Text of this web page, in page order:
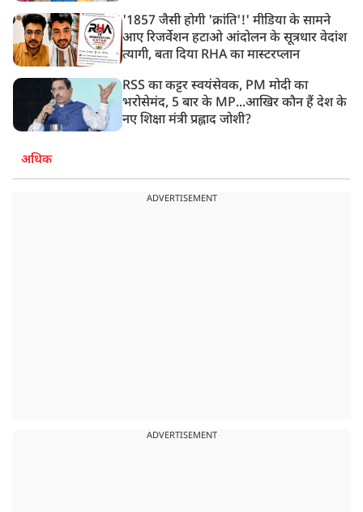
'1857 जैसी होगी 'क्रांति'!' मीडिया के सामने
आए रिजर्वेशन हटाओ आंदोलन के सूत्रधार वेदांश
त्यागी, बता दिया RHA का मास्टरप्लान
RSS का कट्टर स्वयंसेवक, PM मोदी का
भरोसेमंद, 5 बार के MP...आखिर कौन हैं देश के
नए शिक्षा मंत्री प्रह्लाद जोशी?
अधिक
ADVERTISEMENT
ADVERTISEMENT